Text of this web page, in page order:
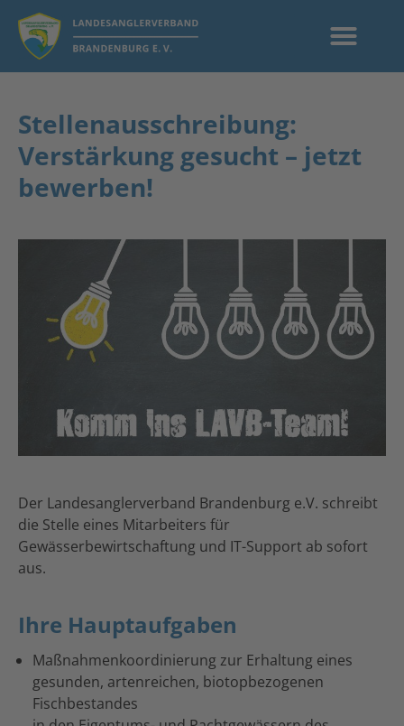
Stellenausschreibung:
Verstärkung gesucht – jetzt
bewerben!
Der Landesanglerverband Brandenburg e.V. schreibt
die Stelle eines Mitarbeiters für
Gewässerbewirtschaftung und IT-Support ab sofort
aus.
Ihre Hauptaufgaben
Maßnahmenkoordinierung zur Erhaltung eines
gesunden, artenreichen, biotopbezogenen
Fischbestandes